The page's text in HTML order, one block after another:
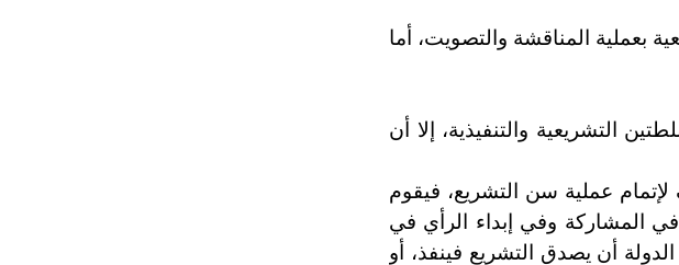
بعملية المناقشة والتصويت، أما
التشريعية والتنفيذية، إلا أن
عملية سن التشريع، فيقوم
المشاركة وفي إبداء الرأي في
أن يصدق التشريع فينفذ، أو